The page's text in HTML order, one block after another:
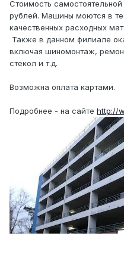
Стоимость
рублей. Машины моются в
качественных расходных
Также в данном филиале
включая шиномонтаж,
стекол и т.д.
Возможна оплата картами.
Подробнее - на сайте http://